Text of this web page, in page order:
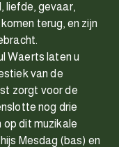
liefde, gevaar,
terug, en zijn
Waerts laten u
van de
zorgt voor de
nog drie
op dit muzikale
Mesdag (bas) en